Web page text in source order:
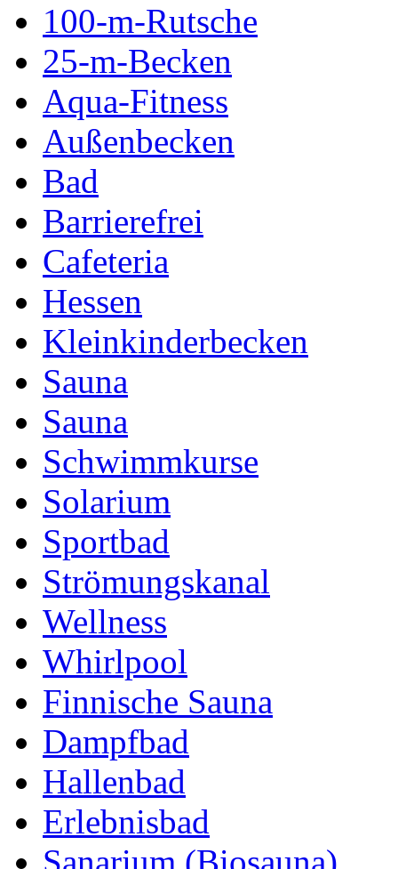
100-m-Rutsche
25-m-Becken
Aqua-Fitness
Außenbecken
Bad
Barrierefrei
Cafeteria
Hessen
Kleinkinderbecken
Sauna
Sauna
Schwimmkurse
Solarium
Sportbad
Strömungskanal
Wellness
Whirlpool
Finnische Sauna
Dampfbad
Hallenbad
Erlebnisbad
Sanarium (Biosauna)